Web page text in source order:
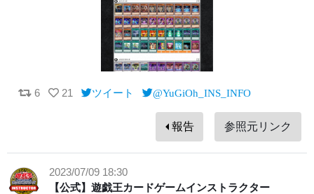
6 21 ツイート @YuGiOh_INS_INFO
報告 参照元リンク
2023/07/09 18:30
【公式】遊戯王カードゲームインストラクター